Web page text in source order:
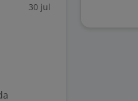
30 jul